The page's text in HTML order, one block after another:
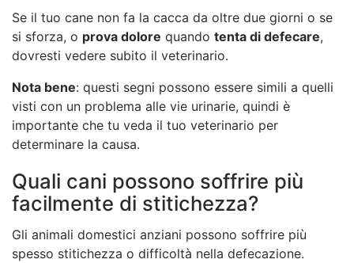
Se il tuo cane non fa la cacca da oltre due giorni o se
si sforza, o prova dolore quando tenta di defecare,
dovresti vedere subito il veterinario.
Nota bene: questi segni possono essere simili a quelli
visti con un problema alle vie urinarie, quindi è
importante che tu veda il tuo veterinario per
determinare la causa.
Quali cani possono soffrire più
facilmente di stitichezza?
Gli animali domestici anziani possono soffrire più
spesso stitichezza o difficoltà nella defecazione.